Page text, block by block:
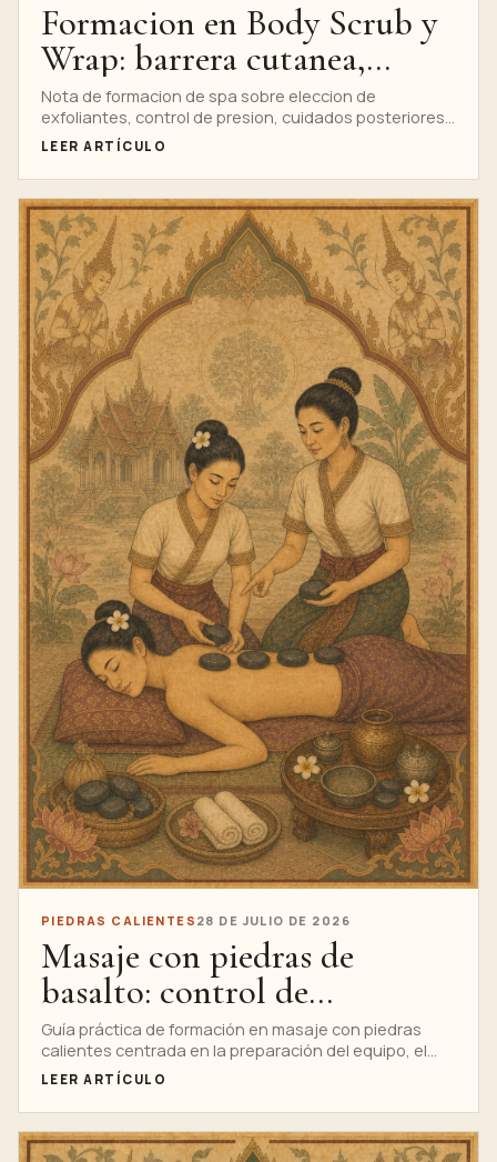
Formacion en Body Scrub y
Wrap: barrera cutanea,
productos e higiene
Nota de formacion de spa sobre eleccion de
exfoliantes, control de presion, cuidados posteriores
e higiene durante las clases de exfoliacion corporal.
LEER ARTÍCULO
PIEDRAS CALIENTES 28 DE JULIO DE 2026
Masaje con piedras de
basalto: control de
temperatura, colocación y
secuencia segura
Guía práctica de formación en masaje con piedras
calientes centrada en la preparación del equipo, el
control del calor, las capas de toallas y la prevención
aprobado de práctica profesional de un socio, sin
presentarlo como evidencia clínica.
LEER ARTÍCULO